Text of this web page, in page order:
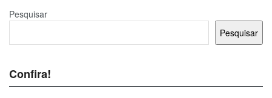
Pesquisar
Pesquisar
Confira!